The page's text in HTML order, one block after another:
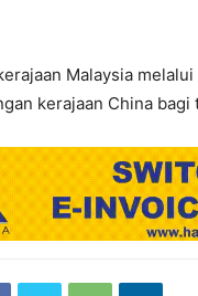
Malaysia
kerajaan China bagi